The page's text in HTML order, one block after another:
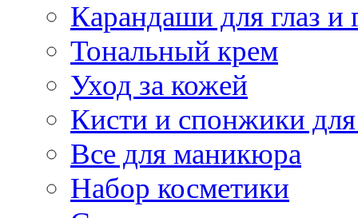
Карандаши для глаз и
Тональный крем
Уход за кожей
Кисти и спонжики
Все для маникюра
Набор косметики